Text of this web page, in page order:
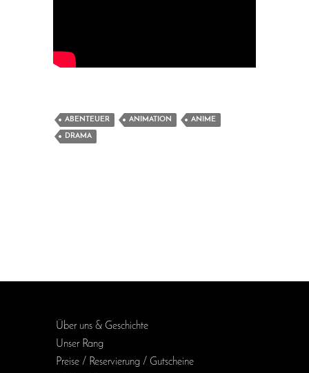
ABENTEUER ANIMATION ANIME
DRAMA
Über uns & Geschichte
Unser Rang
Preise / Reservierung / Gutscheine